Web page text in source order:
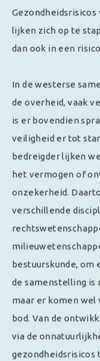
lijken zich op te
dan ook in een
In de westerse
de overheid, vaak
is er bovendien
veiligheid er tot
bedreigder lijken
het vermogen of
onzekerheid.
verschillende
bestuurskunde, om
de samenstelling is
maar er komen wel
bod. Van de
via de